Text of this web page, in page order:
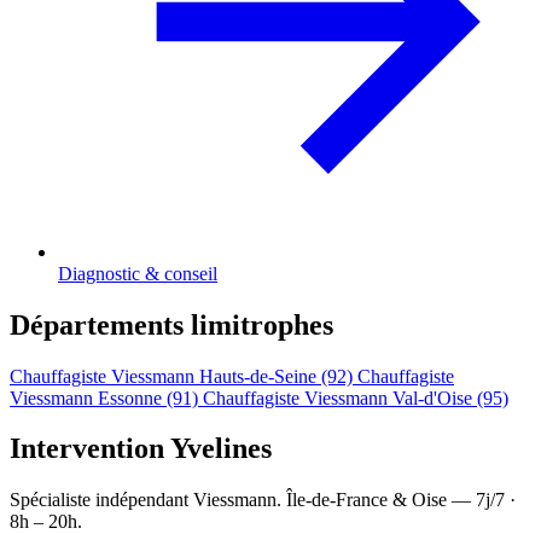
Diagnostic & conseil
Départements limitrophes
Chauffagiste Viessmann Hauts-de-Seine (92) Chauffagiste
Viessmann Essonne (91) Chauffagiste Viessmann Val-d'Oise (95)
Intervention Yvelines
Spécialiste indépendant Viessmann. Île-de-France & Oise — 7j/7 ·
8h – 20h.